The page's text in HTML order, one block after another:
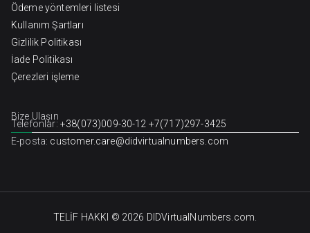
Ödeme yöntemleri listesi
Kullanım Şartları
Gizlilik Politikası
İade Politikası
Çerezleri işleme
Bize Ulaşın
Telefonlar: +38(073)009-30-12 +7(717)297-3425
E-posta: customer.care@didvirtualnumbers.com
TELİF HAKKI © 2026 DIDVirtualNumbers.com